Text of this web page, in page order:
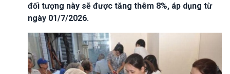
đối tượng này sẽ được tăng thêm 8%, áp dụng từ
ngày 01/7/2026.